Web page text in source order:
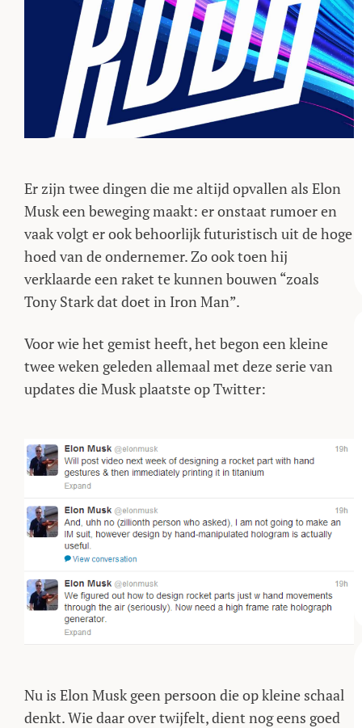
Er zijn twee dingen die me altijd opvallen als Elon
Musk een beweging maakt: er onstaat rumoer en
vaak volgt er ook behoorlijk futuristisch uit de hoge
hoed van de ondernemer. Zo ook toen hij
verklaarde een raket te kunnen bouwen “zoals
Tony Stark dat doet in Iron Man”.
Voor wie het gemist heeft, het begon een kleine
twee weken geleden allemaal met deze serie van
updates die Musk plaatste op Twitter:
Nu is Elon Musk geen persoon die op kleine schaal
denkt. Wie daar over twijfelt, dient nog eens goed